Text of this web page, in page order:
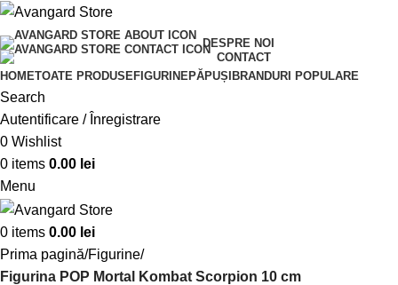
DESPRE NOI
CONTACT
HOMETOATE PRODUSEFIGURINEPĂPUȘI BRANDURI POPULARE
Search
Autentificare / Înregistrare
0 Wishlist
0 items 0.00 lei
Menu
0 items 0.00 lei
Prima pagină Figurine
Figurina POP Mortal Kombat Scorpion 10 cm